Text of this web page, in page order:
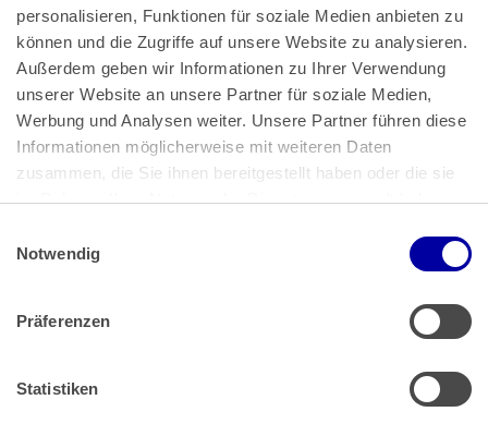
personalisieren, Funktionen für soziale Medien anbieten zu
können und die Zugriffe auf unsere Website zu analysieren.
Außerdem geben wir Informationen zu Ihrer Verwendung
unserer Website an unsere Partner für soziale Medien,
Werbung und Analysen weiter. Unsere Partner führen diese
Informationen möglicherweise mit weiteren Daten
zusammen, die Sie ihnen bereitgestellt haben oder die sie
im Rahmen Ihrer Nutzung der Dienste gesammelt haben.
Impressum
Notwendig
Präferenzen
Statistiken
Bundeskanzlerplatz 2
53113 Bonn
Pressemitteilungen|AGB
Impressum|Datenschutz
Muster Widerrufsformular (PDF)